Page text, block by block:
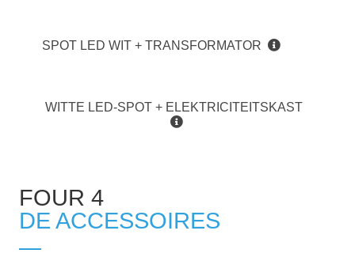
SPOT LED WIT + TRANSFORMATOR
WITTE LED-SPOT + ELEKTRICITEITSKAST
FOUR 4
DE ACCESSOIRES